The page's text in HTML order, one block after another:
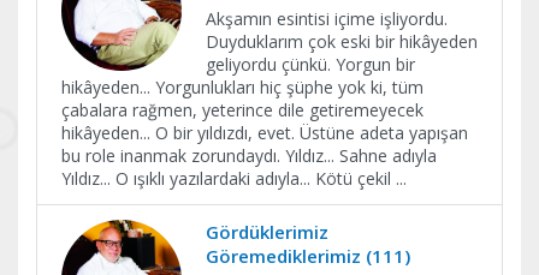
Akşamın esintisi içime işliyordu.
Duyduklarım çok eski bir hikâyeden
geliyordu çünkü. Yorgun bir
hikâyeden... Yorgunlukları hiç şüphe yok ki, tüm
çabalara rağmen, yeterince dile getiremeyecek
hikâyeden... O bir yıldızdı, evet. Üstüne adeta yapışan
bu role inanmak zorundaydı. Yıldız... Sahne adıyla
Yıldız... O ışıklı yazılardaki adıyla... Kötü çekil ...
Gördüklerimiz
Göremediklerimiz (111)